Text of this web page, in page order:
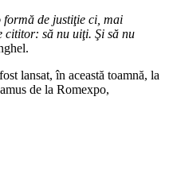
formă de justiţie ci, mai
cititor: să nu uiţi. Şi să nu
lansat, în această toamnă, la
de la Romexpo,